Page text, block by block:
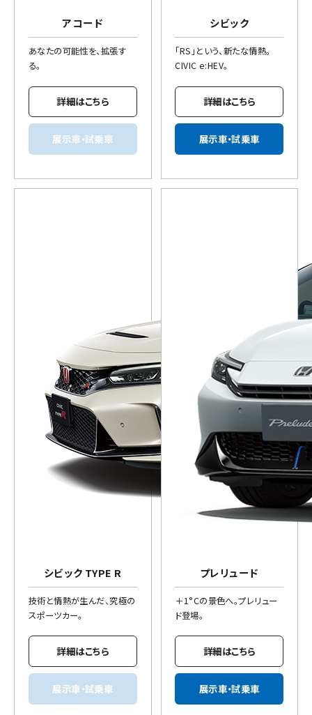
アコード
あなたの可能性を、拡張す
る。
詳細はこちら
展示車・試乗車
シビック
「RS」という、新たな情熱。
CIVIC e:HEV。
詳細はこちら
展示車・試乗車
シビック TYPE R
技術と情熱が生んだ、究極の
スポーツカー。
詳細はこちら
展示車・試乗車
プレリュード
＋1°Cの景色へ。プレリュー
ド登場。
詳細はこちら
展示車・試乗車